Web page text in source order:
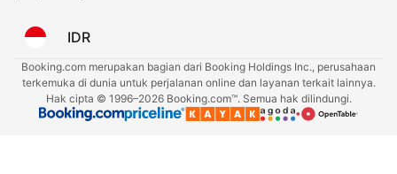
IDR
Booking.com merupakan bagian dari Booking Holdings Inc., perusahaan
terkemuka di dunia untuk perjalanan online dan layanan terkait lainnya.
Hak cipta © 1996–2026 Booking.com™. Semua hak dilindungi.